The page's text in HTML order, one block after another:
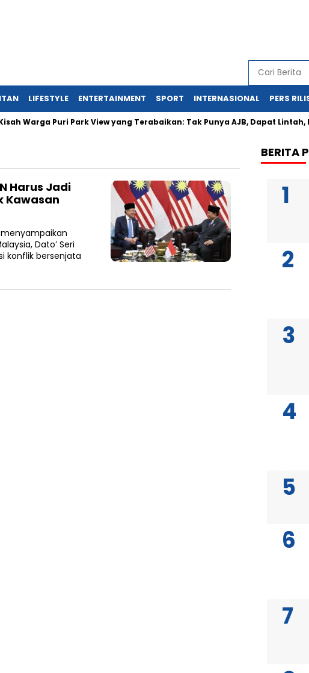
LIFESTYLE ENTERTAINMENT SPORT INTERNASIONAL PERS
Warga Puri Park View yang Terabaikan: Tak Punya AJB, Dapat Lintah,
Harus Jadi
Kawasan
menyampaikan
Dato’ Seri
konflik bersenjata
BERITA